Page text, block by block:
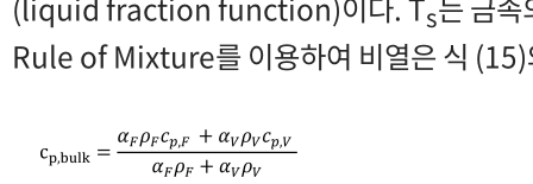
s
Rule of Mixture를 이용하여 비열은 식 (15)